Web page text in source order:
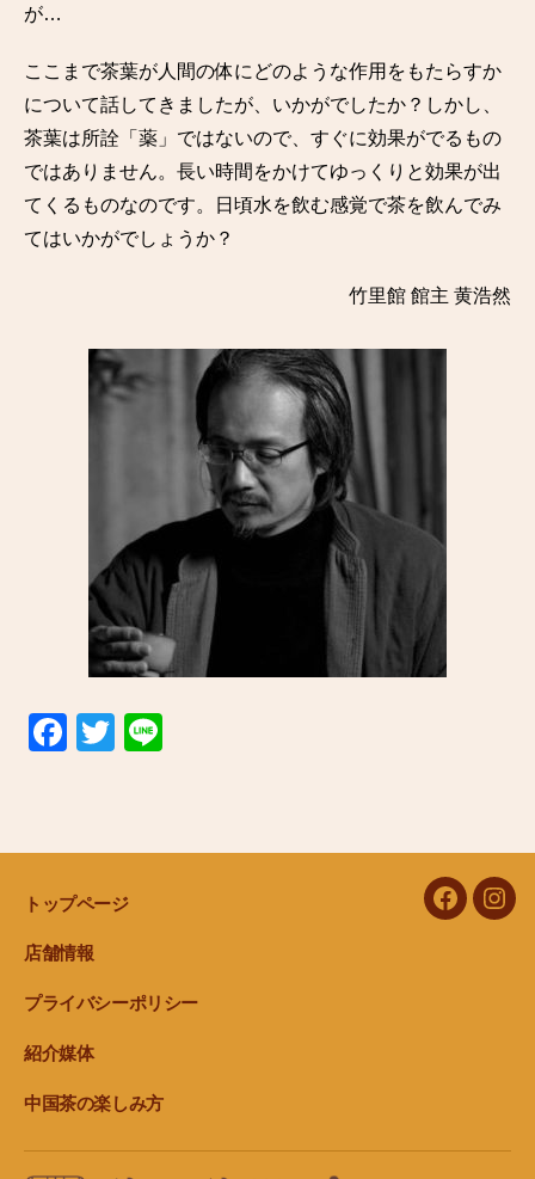
が…
ここまで茶葉が人間の体にどのような作用をもたらすか
について話してきましたが、いかがでしたか？しかし、
茶葉は所詮「薬」ではないので、すぐに効果がでるもの
ではありません。長い時間をかけてゆっくりと効果が出
てくるものなのです。日頃水を飲む感覚で茶を飲んでみ
てはいかがでしょうか？
竹里館 館主 黄浩然
F
e
b
o
o
k
T
er
トップページ
店舗情報
プライバシーポリシー
紹介媒体
中国茶の楽しみ方
facebook